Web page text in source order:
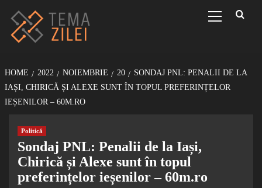
conținut
Menu
HOME 2022 NOIEMBRIE 20
SONDAJ PNL: PENALII DE LA
IAȘI, CHIRICĂ ȘI ALEXE SUNT ÎN TOPUL PREFERINȚELOR
IEȘENILOR – 60M.RO
Politică
Sondaj PNL: Penalii de la Iași,
Chirică și Alexe sunt în topul
preferințelor ieșenilor – 60m.ro